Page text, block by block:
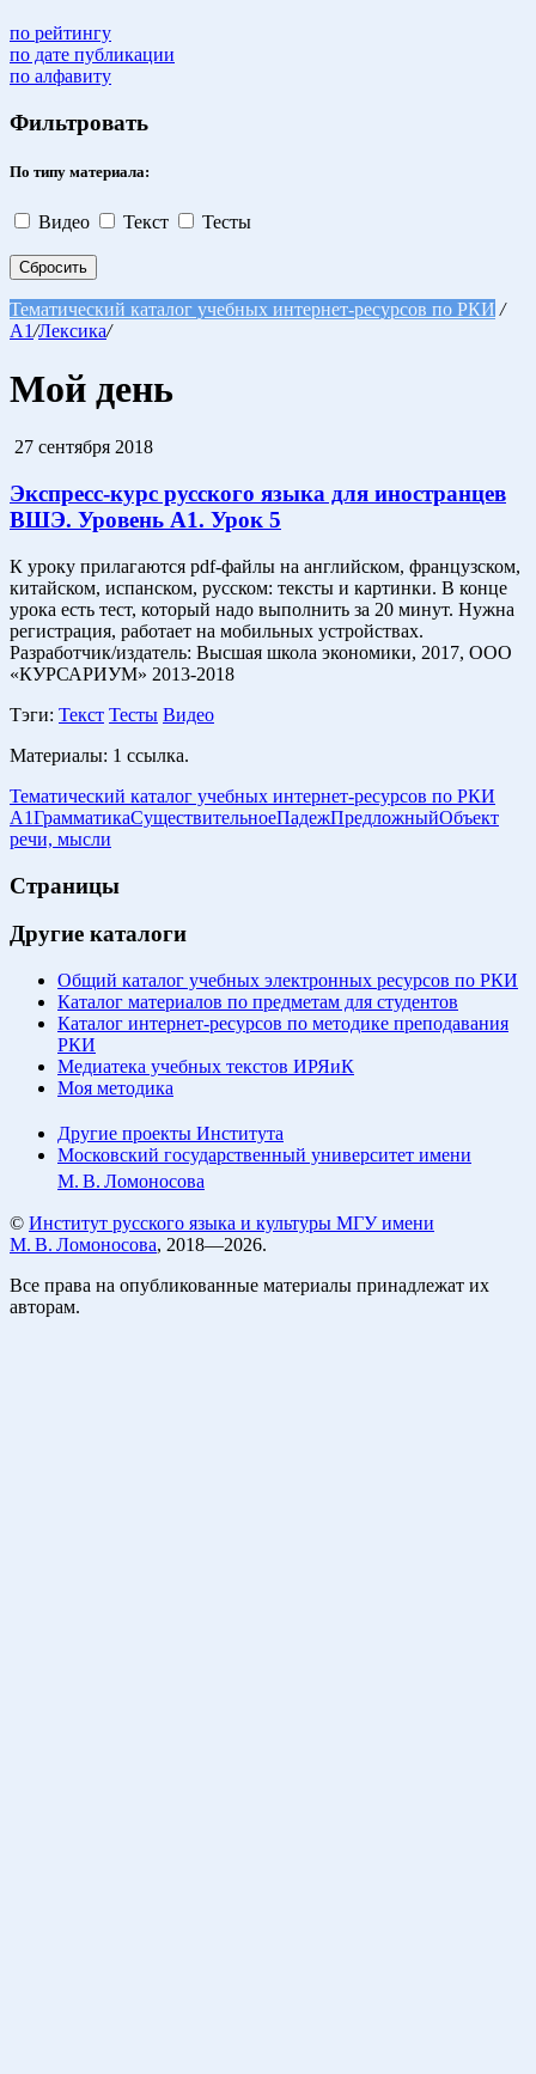
по рейтингу
по дате публикации
по алфавиту
Фильтровать
По типу материала:
Видео Текст Тесты
Сбросить
Тематический каталог учебных интернет-ресурсов по РКИ /
A1/Лексика/
Мой день
27 сентября 2018
Экспресс-курс русского языка для иностранцев
ВШЭ. Уровень А1. Урок 5
К уроку прилагаются pdf-файлы на английском, французском,
китайском, испанском, русском: тексты и картинки. В конце
урока есть тест, который надо выполнить за 20 минут. Нужна
регистрация, работает на мобильных устройствах.
Разработчик/издатель: Высшая школа экономики, 2017, ООО
«КУРСАРИУМ» 2013-2018
Тэги: Текст Тесты Видео
Материалы: 1 ссылка.
Тематический каталог учебных интернет-ресурсов по РКИ
A1ГрамматикаСуществительноеПадежПредложныйОбъект
речи, мысли
Страницы
Другие каталоги
Общий каталог учебных электронных ресурсов по РКИ
Каталог материалов по предметам для студентов
Каталог интернет-ресурсов по методике преподавания
РКИ
Медиатека учебных текстов ИРЯиК
Моя методика
Другие проекты Института
Московский государственный университет имени
М. В. Ломоносова
© Институт русского языка и культуры МГУ имени
М. В. Ломоносова, 2018—2026.
Все права на опубликованные материалы принадлежат их
авторам.